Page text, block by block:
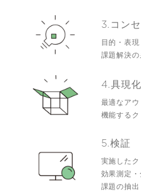
3.コン
目的・表
課題解決
4.具現
最適なア
機能する
5.検証
実施した
効果測定
課題の抽出